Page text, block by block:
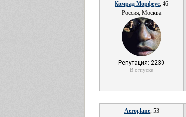
Комрад Морфеус, 46
Россия, Москва
Репутация: 2230
В отпуске
Aeroplane, 53